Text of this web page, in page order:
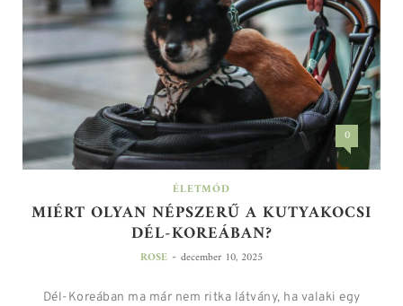
0
ÉLETMÓD
MIÉRT OLYAN NÉPSZERŰ A KUTYAKOCSI
DÉL-KOREÁBAN?
ROSE - december 10, 2025
Dél-Koreában ma már nem ritka látvány, ha valaki egy